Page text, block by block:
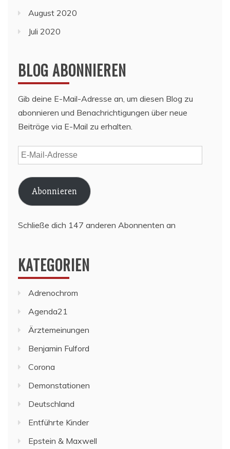
August 2020
Juli 2020
BLOG ABONNIEREN
Gib deine E-Mail-Adresse an, um diesen Blog zu
abonnieren und Benachrichtigungen über neue
Beiträge via E-Mail zu erhalten.
E-
Mail-
Adresse
Abonnieren
Schließe dich 147 anderen Abonnenten an
KATEGORIEN
Adrenochrom
Agenda21
Ärztemeinungen
Benjamin Fulford
Corona
Demonstationen
Deutschland
Entführte Kinder
Epstein & Maxwell